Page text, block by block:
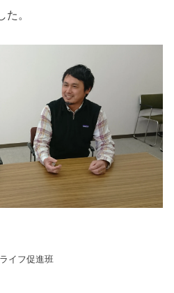
。
イフ促進班